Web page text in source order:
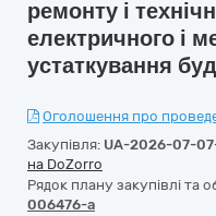
ремонту і
електричного і
устаткування
Оголошення про
Закупівля: UA-2026-07-
на DoZorro
Рядок плану закупівлі та
006476-a